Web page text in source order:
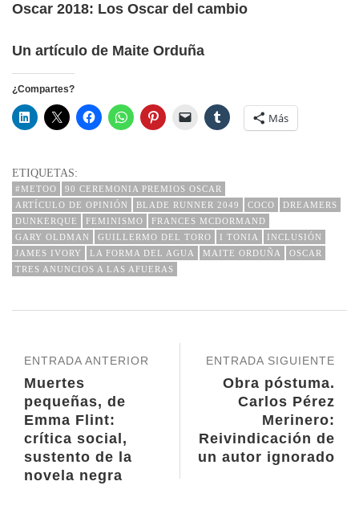
Oscar 2018: Los Oscar del cambio
Un artículo de Maite Orduña
¿Compartes?
Más
ETIQUETAS:
#METOO
90 CEREMONIA PREMIOS OSCAR
ARTÍCULO DE OPINIÓN
BLADE RUNNER 2049 COCO
DREAMERS
DUNKERQUE
FEMINISMO
FRANCES MCDORMAND
GARY OLDMAN
GUILLERMO DEL TORO I TONIA
INCLUSIÓN
JAMES IVORY
LA FORMA DEL AGUA MAITE ORDUÑA
OSCAR
TRES ANUNCIOS A LAS AFUERAS
ENTRADA SIGUIENTE
Obra póstuma.
Carlos Pérez
Merinero:
Reivindicación de
un autor ignorado
ENTRADA ANTERIOR
Muertes
pequeñas, de
Emma Flint:
crítica social,
sustento de la
novela negra